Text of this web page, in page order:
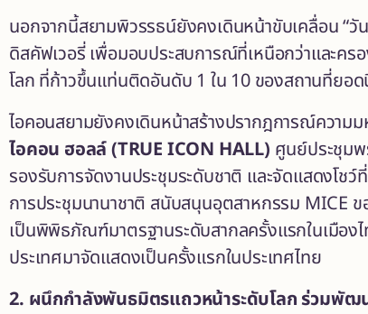
นอกจากนี้สยามพิวรรธน์ยังคงเดินหน้าขับเคลื่อน “
ดิสคัฟเวอรี่ เพื่อมอบประสบการณ์ที่เหนือกว่าและคร
โลก ที่ก้าวขึ้นแท่นติดอันดับ 1 ใน 10 ของสถานที่ยอ
ไอคอนสยามยังคงเดินหน้าสร้างปรากฎการณ์ความ
ไอคอน ฮอลล์(TRUE ICON HALL) ศูนย์ประชุม
รองรับการจัดงานประชุมระดับชาติ และจัดแสดงโช
การประชุมนานาชาติ สนับสนุนอุตสาหกรรม MICE ข
เป็นพิพิธภัณฑ์มาตรฐานระดับสากลครั้งแรกในเมือง
ประเทศมาจัดแสดงเป็นครั้งแรกในประเทศไทย
2. ผนึกกำลังพันธมิตรแถวหน้าระดับโลก ร่วมพัฒ